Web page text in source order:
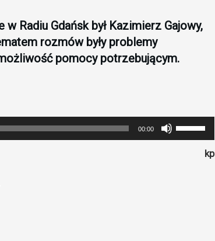
Radiu Gdańsk był Kazimierz Gajowy,
rozmów były problemy
pomocy potrzebującym.
00:00
strzałek
kp